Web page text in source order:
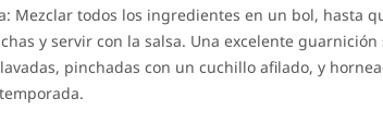
Mezclar todos los ingredientes en un bol, hasta
y servir con la salsa. Una excelente
pinchadas con un cuchillo afilado, y